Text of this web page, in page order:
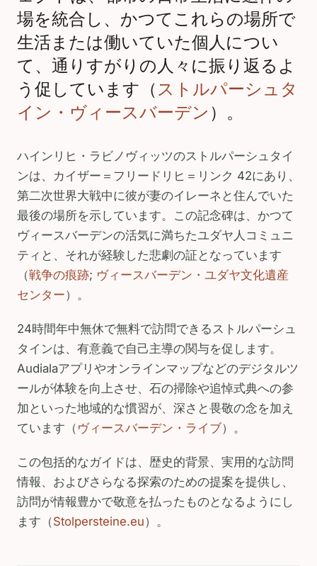
場を統合し、かつてこれらの場所で
生活または働いていた個人につい
て、通りすがりの人々に振り返るよ
う促しています（ ストルパーシュタ
イン・ヴィースバーデン）。
ハインリヒ・ラビノヴィッツのストルパーシュタイ
ンは、カイザー＝フリードリヒ＝リンク 42にあり、
第二次世界大戦中に彼が妻のイレーネと住んでいた
最後の場所を示しています。この記念碑は、かつて
ヴィースバーデンの活気に満ちたユダヤ人コミュニ
ティと、それが経験した悲劇の証となっています
（戦争の痕跡; ヴィースバーデン・ユダヤ文化遺産
センター）。
24時間年中無休で無料で訪問できるストルパーシュ
タインは、有意義で自己主導の関与を促します。
Audialaアプリやオンラインマップなどのデジタルツ
ールが体験を向上させ、石の掃除や追悼式典への参
加といった地域的な慣習が、深さと畏敬の念を加え
ています（ ヴィースバーデン・ライブ）。
この包括的なガイドは、歴史的背景、実用的な訪問
情報、およびさらなる探索のための提案を提供し、
訪問が情報豊かで敬意を払ったものとなるようにし
ます（Stolpersteine.eu）。